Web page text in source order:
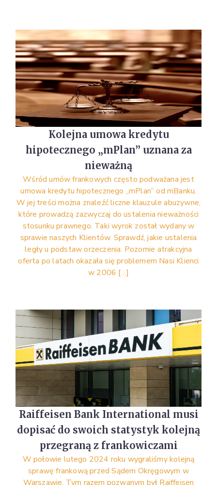
Kolejna umowa kredytu
hipotecznego „mPlan” uznana za
nieważną
Wśród umów frankowych często podważana jest
umowa kredytu hipotecznego „mPlan” od mBanku.
W jej treści można znaleźć liczne klauzule abuzywne,
które prowadzą zazwyczaj do ustalenia nieważności
stosunku prawnego. Taki wyrok został wydany w
sprawie naszych Klientów. Sprawdź, jakie ustalenia
legły u podstaw orzeczenia. Pozornie atrakcyjna
oferta po latach okazała się problemem Nasi Klienci
w 2006 […]
Raiffeisen Bank International musi
dopisać do swoich statystyk kolejną
przegraną z frankowiczami
W połowie lutego 2024 roku wygraliśmy kolejną
sprawę frankową przed Sądem Okręgowym w
Warszawie. Tym razem pozwanym był Raiffeisen